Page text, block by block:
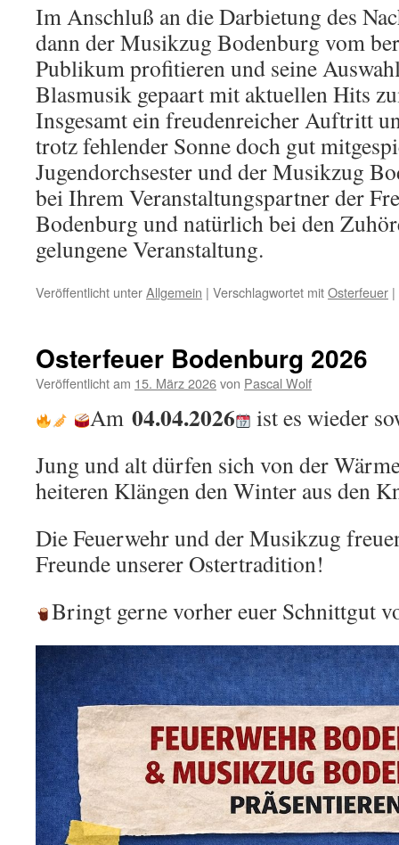
Im Anschluß an die Darbietung des
dann der Musikzug Bodenburg vom
Publikum profitieren und seine
Blasmusik gepaart mit aktuellen Hits
Insgesamt ein freudenreicher Auftritt
trotz fehlender Sonne doch gut
Jugendorchsester und der Musikzug
bei Ihrem Veranstaltungspartner der
Bodenburg und natürlich bei den
gelungene Veranstaltung.
Veröffentlicht unterAllgemein | Verschlagwortet mitOsterfeuer |
Osterfeuer Bodenburg 2026
Veröffentlicht am 15. März 2026von Pascal Wolf
Am 04.04.2026
ist es wieder
Jung und alt dürfen sich von der
heiteren Klängen den Winter aus den
Die Feuerwehr und der Musikzug
Freunde unserer Ostertradition!
Bringt gerne vorher euer Schnittgut